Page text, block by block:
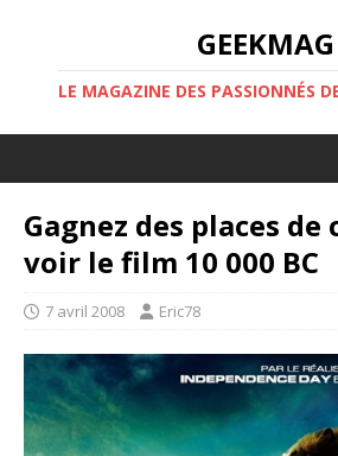
GEEKMAG
LE MAGAZINE DES PASSIONNÉS
Gagnez des places
voir le film 10 000 BC
7 avril 2008 Eric78